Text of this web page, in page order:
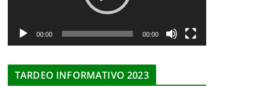
c
00:00 00:00
TARDEO INFORMATIVO 2023